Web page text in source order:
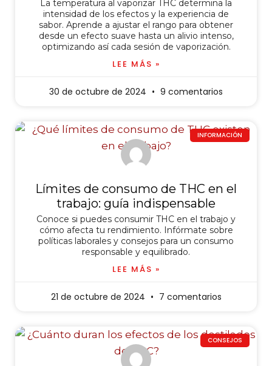
La temperatura al vaporizar THC determina la
intensidad de los efectos y la experiencia de
sabor. Aprende a ajustar el rango para obtener
desde un efecto suave hasta un alivio intenso,
optimizando así cada sesión de vaporización.
LEE MÁS »
30 de octubre de 2024 9 comentarios
INFORMACIÓN
Límites de consumo de THC en el
trabajo: guía indispensable
Conoce si puedes consumir THC en el trabajo y
cómo afecta tu rendimiento. Infórmate sobre
políticas laborales y consejos para un consumo
responsable y equilibrado.
LEE MÁS »
21 de octubre de 2024 7 comentarios
CONSEJOS